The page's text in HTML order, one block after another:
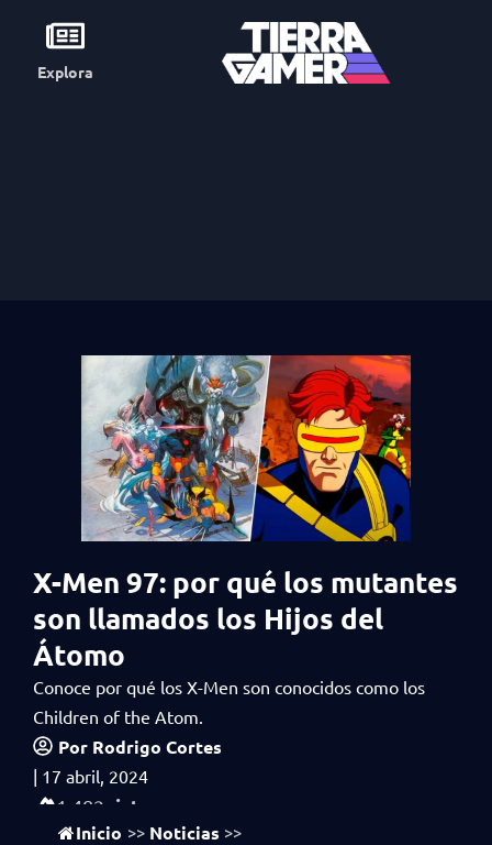
Explora
X-Men 97: por qué los mutantes
son llamados los Hijos del
Átomo
Conoce por qué los X-Men son conocidos como los
Children of the Atom.
Por Rodrigo Cortes
| 17 abril, 2024
1,482 vistas
Inicio >> Noticias >>